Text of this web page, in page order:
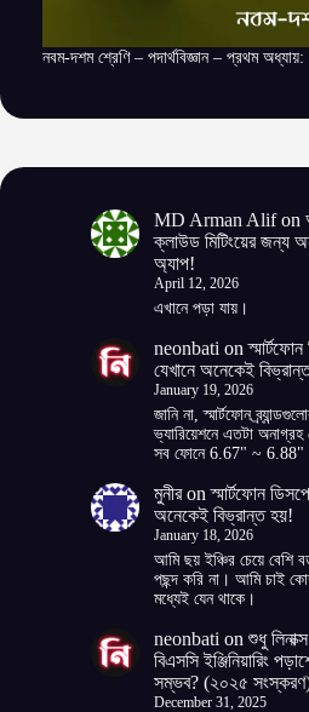
নবম-দশম শ্রেণি – পদার্থবিজ্ঞান – প্রথম
MD Arman Alifon
ক্লাউড মিটিংয়ের জন্য
অ্যাপ!
April 12, 2026
এখানে পড়া যায়।
neonbati on
যেখানে অনেকেই
January 19, 2026
জানি না, স্মার্টফোন
ভ্যারিয়েশনে এতটা
সব ফোনে 6.67" ~ 6.88"
মুনীরonস্মার্টফোন
অনেকেই বিভ্রান্ত হয়!
January 18, 2026
আমি ছয় ইঞ্চির চেয়ে বেশি
পছন্দ করি না। আমি চাই
মধ্যেই যেন থাকে।
neonbati onশুধু
বিএসসি ইঞ্জিনিয়ারিং
সম্ভব? (২০২৫
December 31, 2025